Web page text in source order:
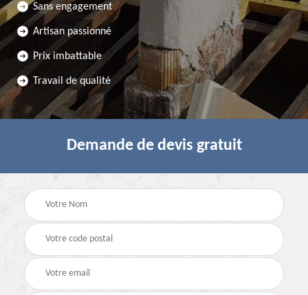
Sans engagement
Artisan passionné
Prix imbattable
Travail de qualité
Demande de devis gratuit